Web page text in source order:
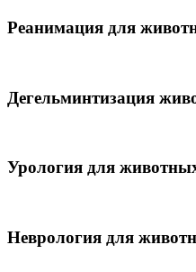
Реанимация для
Дегельминтизация
Урология для
Неврология для